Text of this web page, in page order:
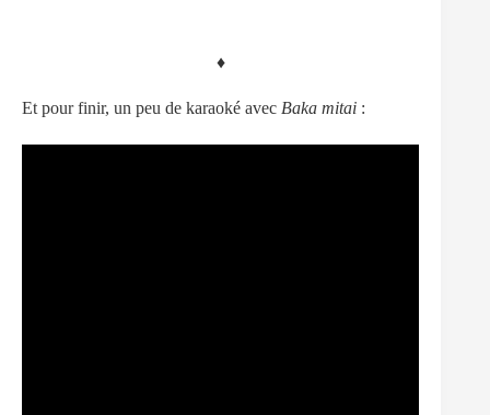
♦
Et pour finir, un peu de karaoké avec Baka mitai :